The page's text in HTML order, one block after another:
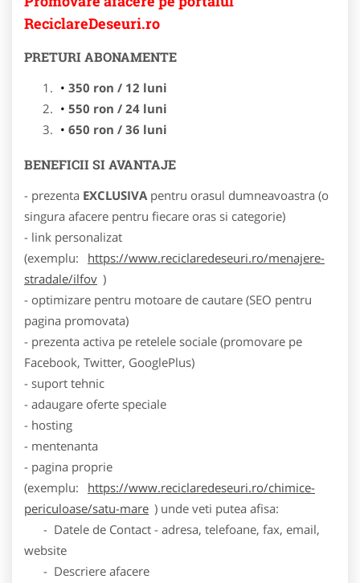
ReciclareDeseuri.ro
PRETURI ABONAMENTE
350 ron / 12 luni
550 ron / 24 luni
650 ron / 36 luni
BENEFICII SI AVANTAJE
- prezenta EXCLUSIVApentru orasul dumneavoastra (o
singura afacere pentru fiecare oras si categorie)
- link personalizat
(exemplu:
https://www.reciclaredeseuri.ro/menajere-
stradale/ilfov )
- optimizare pentru motoare de cautare (SEO pentru
pagina promovata)
- prezenta activa pe retelele sociale (promovare pe
Facebook, Twitter, GooglePlus)
- suport tehnic
- adaugare oferte speciale
- hosting
- mentenanta
- pagina proprie
(exemplu:
https://www.reciclaredeseuri.ro/chimice-
periculoase/satu-mare ) unde veti putea afisa:
- Datele de Contact - adresa, telefoane, fax, email,
website
- Descriere afacere